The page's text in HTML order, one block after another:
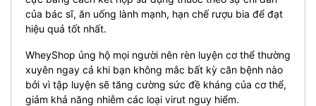
của bác sĩ, ăn uống lành mạnh, hạn chế rượu bia để đạt
hiệu quả tốt nhất.
WheyShop ủng hộ mọi người nên rèn luyện cơ thể thường
xuyên ngay cả khi bạn không mắc bất kỳ căn bệnh nào
bởi vì tập luyện sẽ tăng cường sức đề kháng của cơ thể,
giảm khả năng nhiễm các loại virut nguy hiểm.